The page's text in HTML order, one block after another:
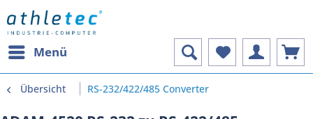
Menü
Übersicht RS-232/422/485 Converter